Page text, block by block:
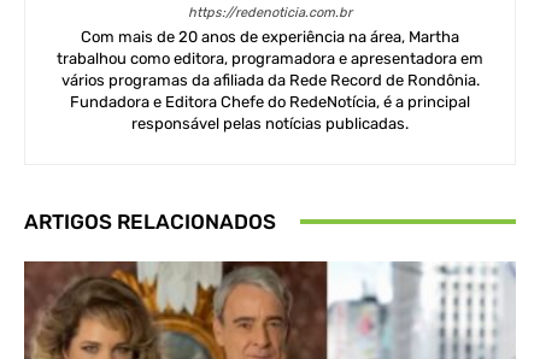
https://redenoticia.com.br
Com mais de 20 anos de experiência na área, Martha
trabalhou como editora, programadora e apresentadora em
vários programas da afiliada da Rede Record de Rondônia.
Fundadora e Editora Chefe do RedeNotícia, é a principal
responsável pelas notícias publicadas.
ARTIGOS RELACIONADOS